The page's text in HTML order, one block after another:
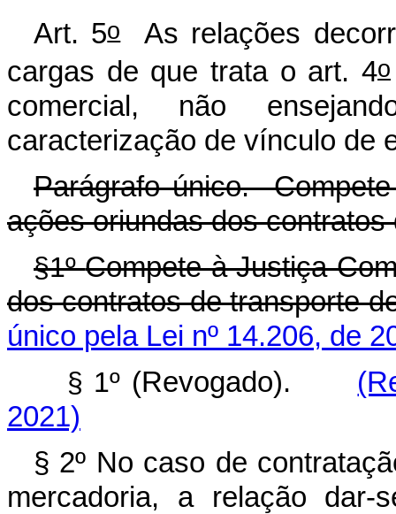
Art. 5oAs relações
cargas de que trata o art. 4o
comercial, não
caracterização de vínculo de
Parágrafo único.
ações oriundas dos
§1ºCompete à Justiça
dos contratos de transporte
único pela Lei nº 14.206, de
§ 1º (Revogado).
2021)
§ 2º No caso de
mercadoria, a relação